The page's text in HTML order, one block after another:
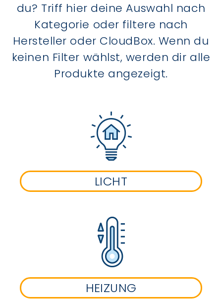
du? Triff hier deine Auswahl nach
Kategorie oder filtere nach
Hersteller oder CloudBox. Wenn du
keinen Filter wählst, werden dir alle
Produkte angezeigt.
LICHT
HEIZUNG